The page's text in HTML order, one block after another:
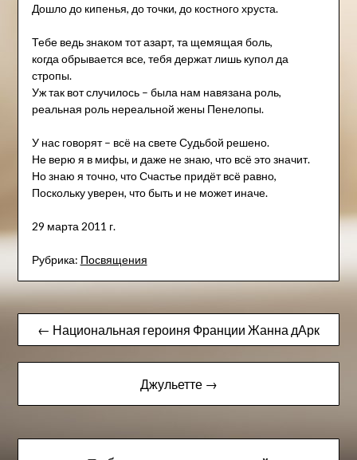
Дошло до кипенья, до точки, до костного хруста.
Тебе ведь знаком тот азарт, та щемящая боль,
когда обрывается все, тебя держат лишь купол да
стропы.
Уж так вот случилось – была нам навязана роль,
реальная роль нереальной жены Пенелопы.
У нас говорят – всё на свете Судьбой решено.
Не верю я в мифы, и даже не знаю, что всё это значит.
Но знаю я точно, что Счастье придёт всё равно,
Поскольку уверен, что быть и не может иначе.
29 марта 2011 г.
Рубрика: Посвящения
Навигация
по
← Национальная героиня Франции Жанна дАрк
Джульетте →